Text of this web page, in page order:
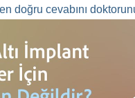
doğru cevabını